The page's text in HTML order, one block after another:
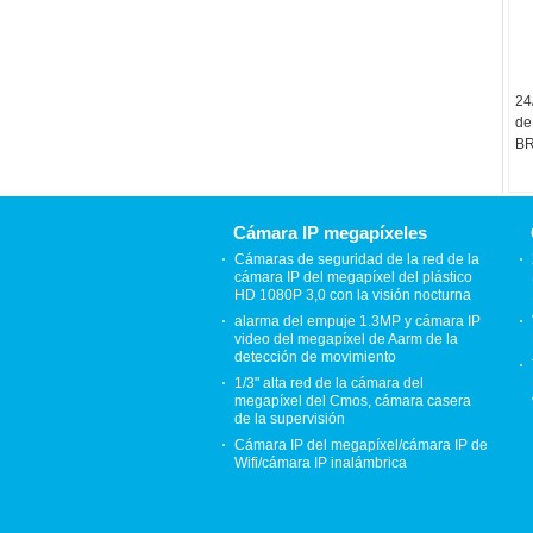
Cámara IP megapíxeles
Cámaras de seguridad de la red de la
cámara IP del megapíxel del plástico
HD 1080P 3,0 con la visión nocturna
alarma del empuje 1.3MP y cámara IP
video del megapíxel de Aarm de la
detección de movimiento
1/3" alta red de la cámara del
megapíxel del Cmos, cámara casera
de la supervisión
Cámara IP del megapíxel/cámara IP de
Wifi/cámara IP inalámbrica